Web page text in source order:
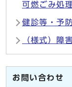
可燃ごみ処
健診等・予
（様式）障
お問い合わせ